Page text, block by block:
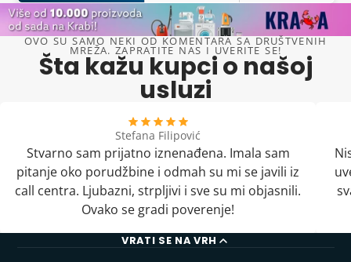
OVO SU SAMO NEKI OD KOMENTARA SA DRUŠTVENIH
MREŽA. ZAPRATITE NAS I UVERITE SE!
Šta kažu kupci o našoj
usluzi
Stefana Filipović
Stvarno sam prijatno iznenađena. Imala sam
pitanje oko porudžbine i odmah su mi se javili iz
call centra. Ljubazni, strpljivi i sve su mi objasnili.
Ovako se gradi poverenje!
VRATI SE NA VRH